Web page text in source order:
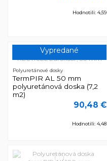
Hodnotili: 4,59
Vypredané
Polyuretánové dosky
TermPIR AL 50 mm
polyuretánová doska (7,2
m2)
90,48 €
Hodnotili: 4,48